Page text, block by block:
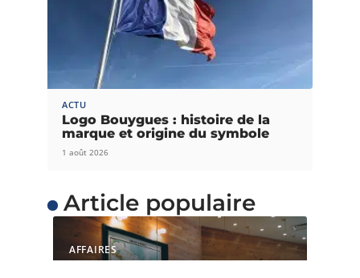
ACTU
Logo Bouygues : histoire de la
marque et origine du symbole
1 août 2026
Article populaire
AFFAIRES